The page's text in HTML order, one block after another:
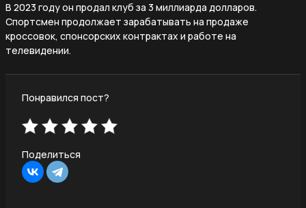
В 2023 году он продал клуб за 3 миллиарда долларов.
Спортсмен продолжает зарабатывать на продаже
кроссовок, спонсорских контрактах и работе на
телевидении.
Понравился пост?
Поделиться